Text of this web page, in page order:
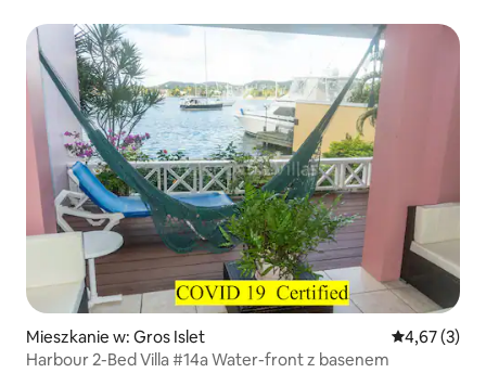
Mieszkanie w: Gros Islet Średnia
4,67 (3)
Harbour 2-Bed Villa #14a Water-front z basenem